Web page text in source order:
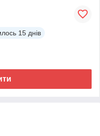
15 днів